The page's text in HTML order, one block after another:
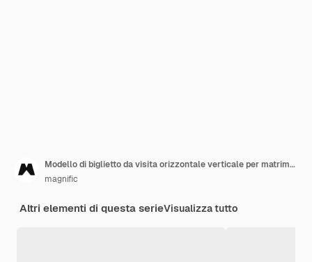
Modello di biglietto da visita orizzontale verticale per matrimonio ad acquerello
magnific
Altri elementi di questa serieVisualizza tutto